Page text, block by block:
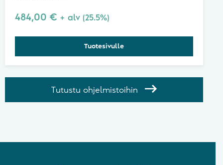
484,00 € + alv (25.5%)
Tuotesivulle
Tutustu ohjelmistoihin